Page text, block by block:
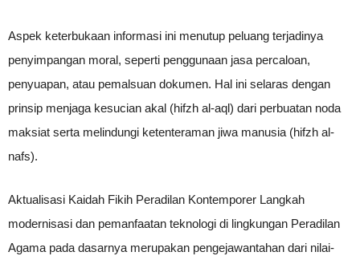
Aspek keterbukaan informasi ini menutup peluang terjadinya
penyimpangan moral, seperti penggunaan jasa percaloan,
penyuapan, atau pemalsuan dokumen. Hal ini selaras dengan
prinsip menjaga kesucian akal (hifzh al-aql) dari perbuatan noda
maksiat serta melindungi ketenteraman jiwa manusia (hifzh al-
nafs).
Aktualisasi Kaidah Fikih Peradilan Kontemporer Langkah
modernisasi dan pemanfaatan teknologi di lingkungan Peradilan
Agama pada dasarnya merupakan pengejawantahan dari nilai-